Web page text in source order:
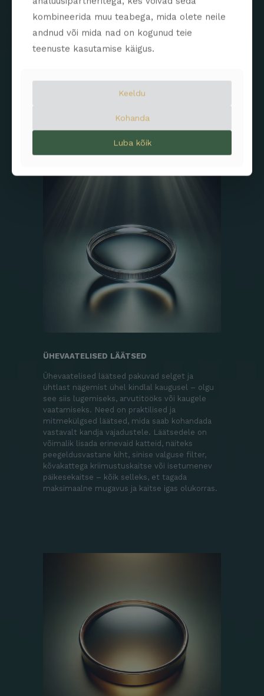
Multivaatelised läätsed on kõrgeima klassi
progresseeruvad läätsed, mille disain põhineb
tipptasemel teadusuuringutel ja uusimal
optilisel tehnoloogial. Täiustatud optiline
struktuur tagab sujuva ülemineku lähi-, kesk- ja
visuaalset tasakaalu.
ÜHEVAATELISED LÄÄTSED
Ühevaatelised läätsed pakuvad selget ja
ühtlast nägemist ühel kindlal kaugusel – olgu
see siis lugemiseks, arvutitööks või kaugele
vaatamiseks. Need on praktilised ja
mitmekülgsed läätsed, mida saab kohandada
vastavalt kandja vajadustele. Läätsedele on
võimalik lisada erinevaid katteid, näiteks
peegeldusvastane kiht, sinise valguse filter,
kõvakattega kriimustuskaitse või isetumenev
päikesekaitse – kõik selleks, et tagada
maksimaalne mugavus ja kaitse igas olukorras.
kombineerida muu teabega, mida olete neile
andnud või mida nad on kogunud teie
teenuste kasutamise käigus.
Keeldu
Kohanda
Luba kõik